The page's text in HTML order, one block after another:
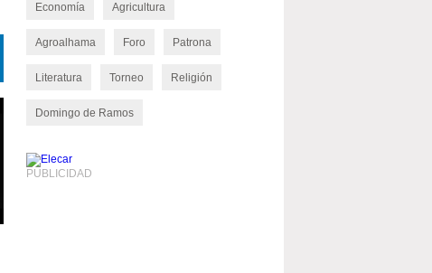
Economí­a Agricultura
Agroalhama Foro Patrona
Literatura Torneo Religión
Domingo de Ramos
PUBLICIDAD